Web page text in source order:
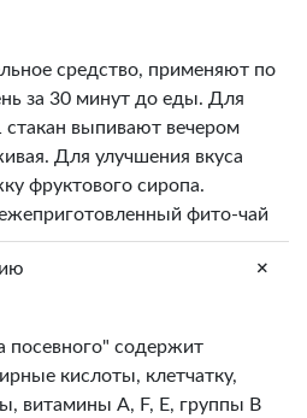
средство, применяют по
за 30 минут до еды. Для
выпивают вечером
Для улучшения вкуса
фруктового сиропа.
фито-чай
+
посевного" содержит
кислоты, клетчатку,
витамины А, F, Е, группы В